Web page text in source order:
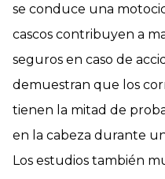
se conduce una
cascos contribuyen a
seguros en caso de
demuestran que los
tienen la mitad de
en la cabeza durante
Los estudios también